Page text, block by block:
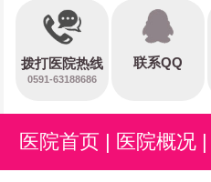
拨打医院热线
0591-63188686
联系QQ
医院首页 医院概况